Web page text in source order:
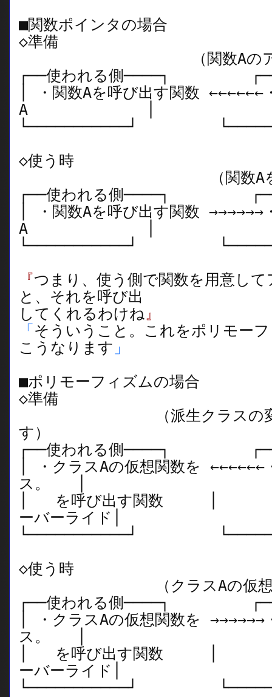
■関数ポインタの場合
◇準備
（関数Aのアドレ
┌──使われる側────┐
│ ・関数Aを呼び出す関数 ←←←←←←
A │
└───────────┘
◇使う時
（関数Aを呼び
┌──使われる側────┐
│ ・関数Aを呼び出す関数 →→→→→→
A │
└───────────┘
『つまり、使う側で関数を用意し
と、それを呼び出
してくれるわけね』
「そういうこと。これをポリモー
こうなります 」
■ポリモーフィズムの場合
◇準備
（派生クラスの変数の
す）
┌──使われる側────┐
│ ・クラスAの仮想関数を ←←←←←←
ス。 │
│ を呼び出す関数 │ │
ーバーライド│
└───────────┘
◇使う時
（クラスAの仮想関数
┌──使われる側────┐
│ ・クラスAの仮想関数を →→→→→→
ス。 │
│ を呼び出す関数 │ │
ーバーライド│
└───────────┘